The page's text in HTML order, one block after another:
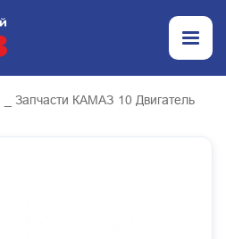
_ Запчасти КАМАЗ 10 Двигатель